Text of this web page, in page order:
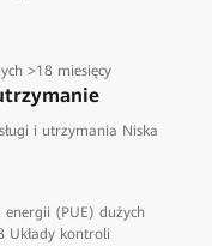
>18 miesięcy
i utrzymania Niska
(PUE) dużych
Układy kontroli